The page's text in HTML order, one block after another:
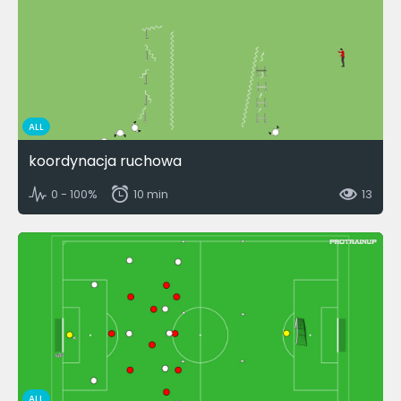
ALL
koordynacja ruchowa
0 - 100% 10 min 13